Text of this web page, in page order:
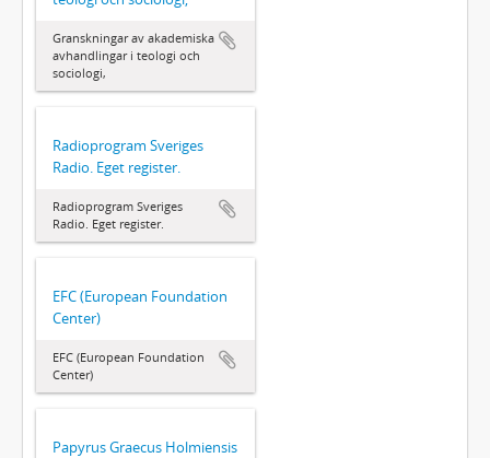
Granskningar av akademiska
avhandlingar i teologi och
sociologi,
Radioprogram Sveriges
Radio. Eget register.
Radioprogram Sveriges
Radio. Eget register.
EFC (European Foundation
Center)
EFC (European Foundation
Center)
Papyrus Graecus Holmiensis